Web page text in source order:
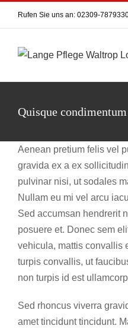
Rufen Sie uns an: 02309-
Quisque
Aenean pretium felis vel
gravida ex a ex
pulvinar nisi, ut sodales
Nullam eu mi vel arcu
Sed accumsan hendrerit
posuere et. Donec sem
vehicula, mattis convallis
turpis convallis, ut
non turpis id est
Sed rhoncus viverra
amet tincidunt tincidunt.